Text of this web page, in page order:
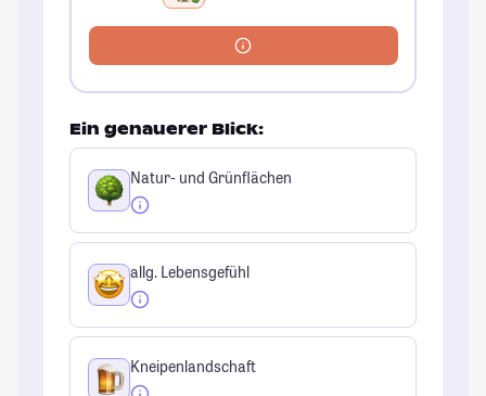
Ein genauerer Blick:
Natur- und Grünflächen
allg. Lebensgefühl
Kneipenlandschaft